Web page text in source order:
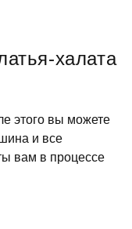
халата
этого вы можете
и все
вам в процессе